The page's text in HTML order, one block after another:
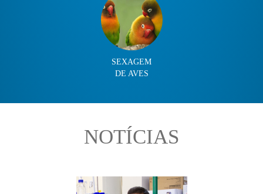
SEXAGEM
DE AVES
NOTÍCIAS